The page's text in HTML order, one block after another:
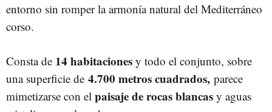
entorno sin romper la armonía natural del Mediterráneo
corso.
Consta de 14 habitaciones y todo el conjunto, sobre
una superficie de 4.700 metros cuadrados, parece
mimetizarse con el paisaje de rocas blancas y aguas